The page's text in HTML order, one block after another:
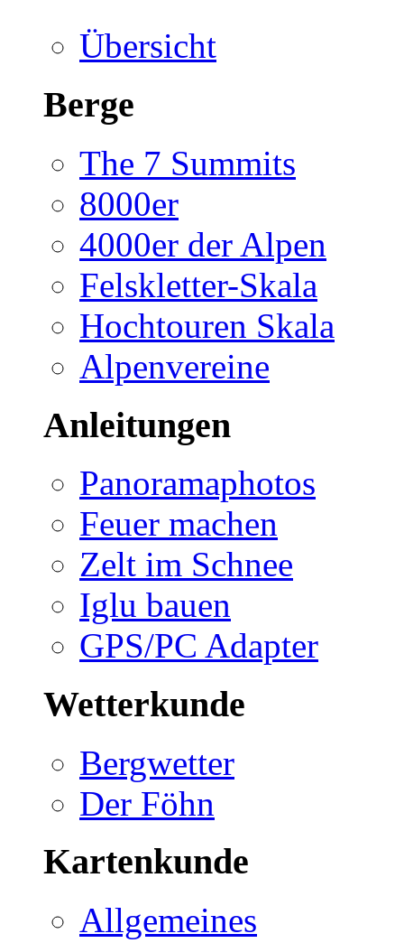
Übersicht
Berge
The 7 Summits
8000er
4000er der Alpen
Felskletter-Skala
Hochtouren Skala
Alpenvereine
Anleitungen
Panoramaphotos
Feuer machen
Zelt im Schnee
Iglu bauen
GPS/PC Adapter
Wetterkunde
Bergwetter
Der Föhn
Kartenkunde
Allgemeines